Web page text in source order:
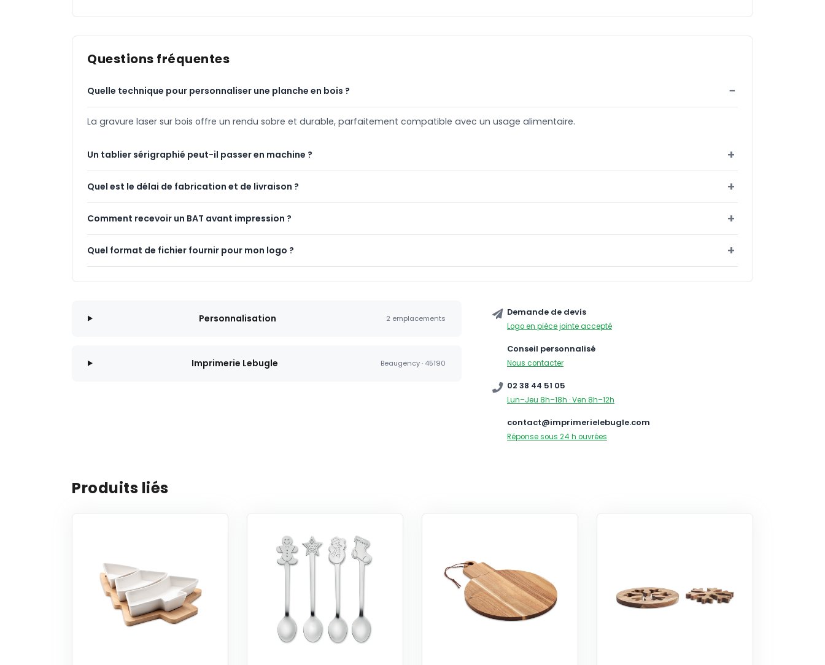
Questions fréquentes
Quelle technique pour personnaliser une planche en bois ?
La gravure laser sur bois offre un rendu sobre et durable, parfaitement compatible avec un usage alimentaire.
Un tablier sérigraphié peut-il passer en machine ?
Quel est le délai de fabrication et de livraison ?
Comment recevoir un BAT avant impression ?
Quel format de fichier fournir pour mon logo ?
Personnalisation 2 emplacements
Imprimerie Lebugle Beaugency · 45190
Demande de devis
Logo en pièce jointe accepté
Conseil personnalisé
Nous contacter
02 38 44 51 05
Lun–Jeu 8h–18h · Ven 8h–12h
contact@imprimerielebugle.com
Réponse sous 24 h ouvrées
Produits liés